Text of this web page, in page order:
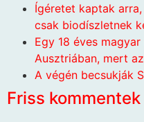
Ígéretet kaptak
csak biodíszletnek
Egy 18 éves
Ausztriában, mert
A végén becsukják
Friss kommentek